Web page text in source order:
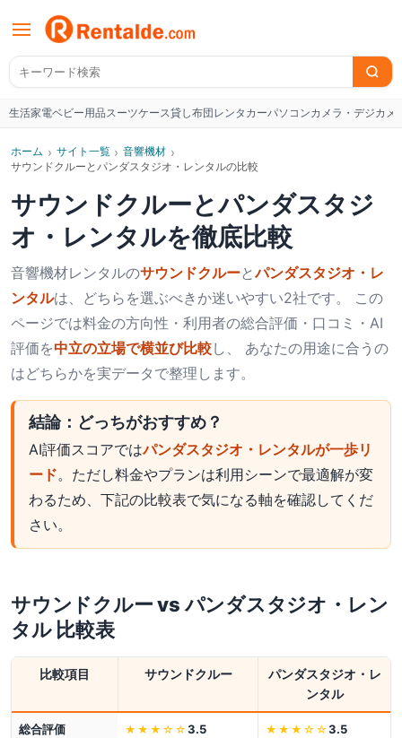
生活家電ベビー用品スーツケース貸し布団レンタカーパソコンカメラ・デジカメ
ホーム › サイト一覧 › 音響機材 ›
サウンドクルーとパンダスタジオ・レンタルの比較
サウンドクルーとパンダスタジ
オ・レンタルを徹底比較
音響機材レンタルのサウンドクルーとパンダスタジオ・レ
ンタルは、どちらを選ぶべきか迷いやすい2社です。 この
ページでは料金の方向性・利用者の総合評価・口コミ・AI
評価を中立の立場で横並び比較し、 あなたの用途に合うの
はどちらかを実データで整理します。
結論：どっちがおすすめ？
AI評価スコアではパンダスタジオ・レンタルが一歩リ
ード。ただし料金やプランは利用シーンで最適解が変
わるため、下記の比較表で気になる軸を確認してくだ
さい。
サウンドクルーvsパンダスタジオ・レン
タル比較表
比較項目 サウンドクルー
パンダスタジオ・レ
ンタル
総合評価 ★★★ ☆☆ 3.5
★★★ ☆☆ 3.5